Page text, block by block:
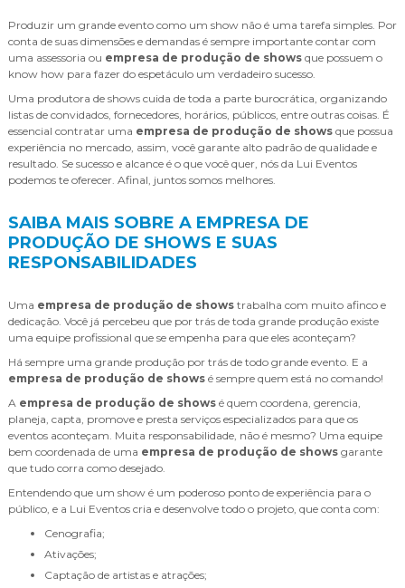
Produzir um grande evento como um show não é uma tarefa simples. Por
conta de suas dimensões e demandas é sempre importante contar com
uma assessoria ou empresa de produção de shows que possuem o
know how para fazer do espetáculo um verdadeiro sucesso.
Uma produtora de shows cuida de toda a parte burocrática, organizando
listas de convidados, fornecedores, horários, públicos, entre outras coisas. É
essencial contratar uma empresa de produção de shows que possua
experiência no mercado, assim, você garante alto padrão de qualidade e
resultado. Se sucesso e alcance é o que você quer, nós da Lui Eventos
podemos te oferecer. Afinal, juntos somos melhores.
SAIBA MAIS SOBRE A EMPRESA DE
PRODUÇÃO DE SHOWS E SUAS
RESPONSABILIDADES
Uma empresa de produção de shows trabalha com muito afinco e
dedicação. Você já percebeu que por trás de toda grande produção existe
uma equipe profissional que se empenha para que eles aconteçam?
Há sempre uma grande produção por trás de todo grande evento. E a
empresa de produção de shows é sempre quem está no comando!
A empresa de produção de shows é quem coordena, gerencia,
planeja, capta, promove e presta serviços especializados para que os
eventos aconteçam. Muita responsabilidade, não é mesmo? Uma equipe
bem coordenada de uma empresa de produção de shows garante
que tudo corra como desejado.
Entendendo que um show é um poderoso ponto de experiência para o
público, e a Lui Eventos cria e desenvolve todo o projeto, que conta com:
Cenografia;
Ativações;
Captação de artistas e atrações;